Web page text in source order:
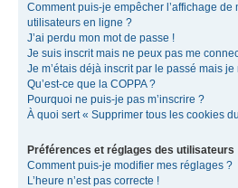
Comment puis-je empêcher l’affichage
utilisateurs en ligne ?
J’ai perdu mon mot de passe !
Je suis inscrit mais ne peux pas me
Je m’étais déjà inscrit par le passé mais
Qu’est-ce que la COPPA ?
Pourquoi ne puis-je pas m’inscrire ?
À quoi sert « Supprimer tous les cookies
Préférences et réglages des utilisateurs
Comment puis-je modifier mes réglages ?
L’heure n’est pas correcte !